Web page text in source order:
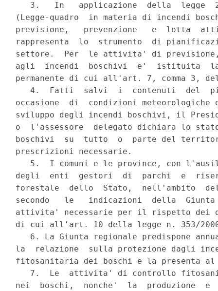
3.   In   applicazione  della  legge
(Legge-quadro  in materia di incendi
previsione,   prevenzione   e  lotta
rappresenta  lo  strumento  di
settore.  Per  le attivita' di
agli  incendi  boschivi  e'  istituita  la
permanente di cui all'art. 7, comma 3,
4.  Fatti  salvi  i  contenuti  del
occasione  di  condizioni
sviluppo degli incendi boschivi, il
o  l'assessore  delegato dichiara lo
boschivi  su  tutto  o  parte del
prescrizioni necessarie.
5.  I comuni e le province, con
degli  enti  gestori  di  parchi  e
forestale  dello  Stato,  nell'ambito
secondo   le   indicazioni  della
attivita' necessarie per il rispetto dei
di cui all'art. 10 della legge n. 353/
6. La Giunta regionale predispone
la  relazione  sulla protezione dagli
fitosanitaria dei boschi e la presenta al
7.  Le  attivita' di controllo
nei  boschi,  nonche'  la  produzione  e